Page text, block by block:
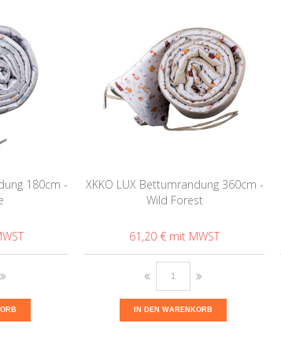
180cm -
XKKO LUX Bettumrandung 360cm -
Wild Forest
61,20 €
IN DEN WARENKORB